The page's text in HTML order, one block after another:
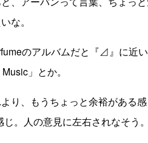
な。
のアルバムだと『⊿』に近
」とか。
もうちょっと余裕がある感じ
。人の意見に左右されなそう。